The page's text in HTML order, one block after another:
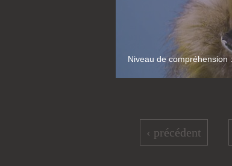
Niveau de compréhension :
Pages
‹ précédent